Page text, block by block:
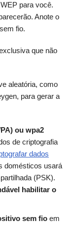
para você.
Anote o
fio.
que não
aleatória, como
, para gerar a
ou wpa2
de criptografia
dados
domésticos usará
(PSK).
habilitar o
sem fio em